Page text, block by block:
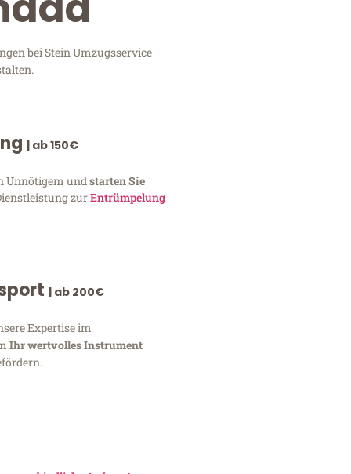
bei Stein Umzugsservice
| ab 150€
Unnötigem und starten Sie
zurEntrümpelung
| ab 200€
Expertise im
Ihr wertvolles Instrument